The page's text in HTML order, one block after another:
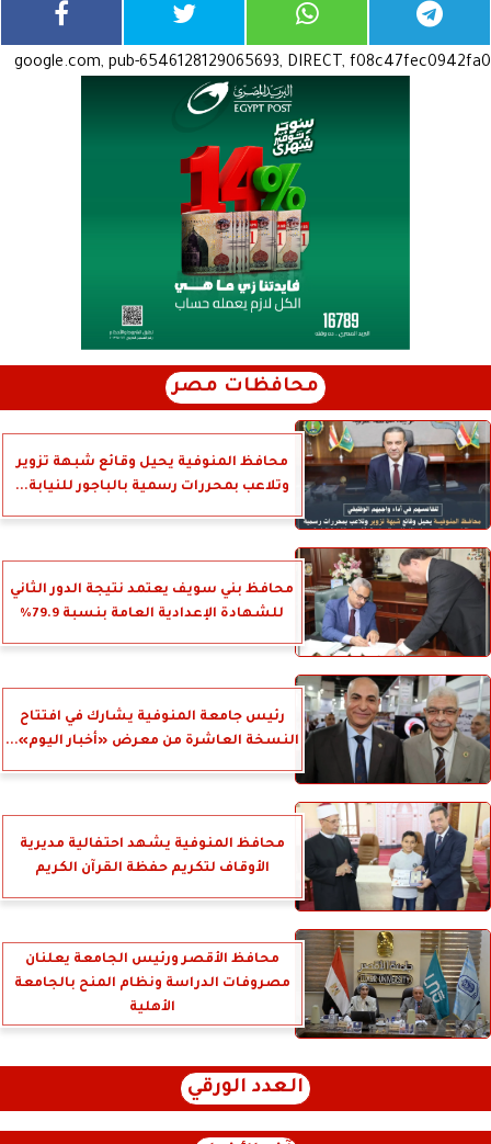
google.com, pub-6546128129065693, DIRECT, f08c47fec0942fa0
محافظات مصر
محافظ المنوفية يحيل وقائع شبهة تزوير
وتلاعب بمحررات رسمية بالباجور للنيابة...
محافظ بني سويف يعتمد نتيجة الدور الثاني
للشهادة الإعدادية العامة بنسبة 79.9%
رئيس جامعة المنوفية يشارك في افتتاح
النسخة العاشرة من معرض «أخبار اليوم»...
محافظ المنوفية يشهد احتفالية مديرية
الأوقاف لتكريم حفظة القرآن الكريم
محافظ الأقصر ورئيس الجامعة يعلنان
مصروفات الدراسة ونظام المنح بالجامعة
الأهلية
العدد الورقي